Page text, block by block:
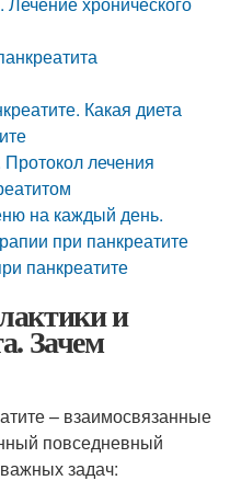
Какая диета
лечения
на каждый день.
при панкреатите
панкреатите
и
Зачем
– взаимосвязанные
повседневный
задач: